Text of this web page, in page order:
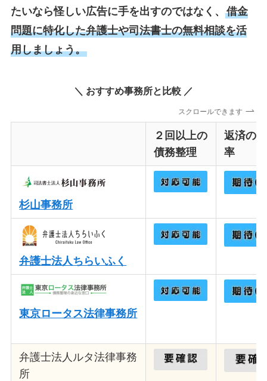
たいなら怪しい広告に手を出すのではなく、 借金
問題に特化した弁護士や司法書士の無料相談を活
用しましょう。
＼ おすすめ事務所と比較 ／
スクロールできます
２回以上の
債務整理
返済の
率
杉山事務所
弁護士法人ちらいふく
東京ロータス法律事務所
弁護士法人ルタ法律事務
所